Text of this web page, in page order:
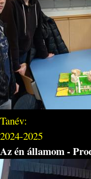
Tanév:
2024-2025
Az én államom -